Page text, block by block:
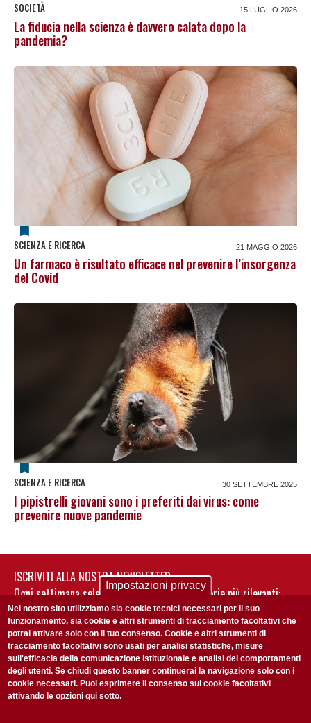
SOCIETÀ 15 LUGLIO 2026
La fiducia nella scienza è davvero calata dopo la
pandemia?
SCIENZA E RICERCA 21 MAGGIO 2026
Un farmaco è risultato efficace nel prevenire l’insorgenza
del Covid
SCIENZA E RICERCA 30 SETTEMBRE 2025
I pipistrelli giovani sono i preferiti dai virus: come
prevenire nuove pandemie
ISCRIVITI ALLA NOSTRA NEWSLETTER
Ogni settimana selezioniamo per te nostre storie più rilevanti:
non perderti gli aggiornamenti della nostra newsletter
Accetto laPrivacy Policy
Impostazioni privacy
Nel nostro sito utilizziamo sia cookie tecnici necessari per il suo
funzionamento, sia cookie e altri strumenti di tracciamento facoltativi che
potrai attivare solo con il tuo consenso. Cookie e altri strumenti di
tracciamento facoltativi sono usati per analisi statistiche, misure
sull'efficacia della comunicazione istituzionale e analisi dei comportamenti
degli utenti. Se chiudi questo banner continuerai la navigazione solo con i
cookie necessari. Puoi esprimere il consenso sui cookie facoltativi
attivando le opzioni qui sotto.